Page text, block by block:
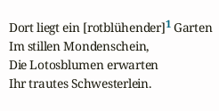
Dort liegt ein [rotblühender]1 Garten
Im stillen Mondenschein,
Die Lotosblumen erwarten
Ihr trautes Schwesterlein.